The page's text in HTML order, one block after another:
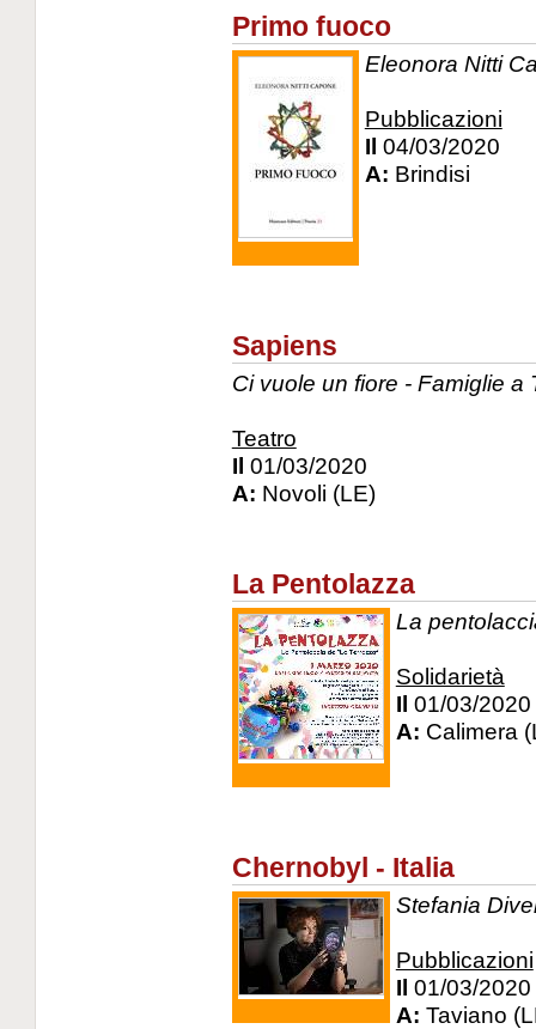
Primo fuoco
Eleonora Nitti
Pubblicazioni
Il 04/03/2020
A: Brindisi
Sapiens
Ci vuole un fiore - Famiglie a
Teatro
Il 01/03/2020
A: Novoli (LE)
La Pentolazza
La
Solidarietà
Il 01/03/2020
A: Calimera
Chernobyl - Italia
Stefania
Pubblicazioni
Il 01/03/2020
A: Taviano